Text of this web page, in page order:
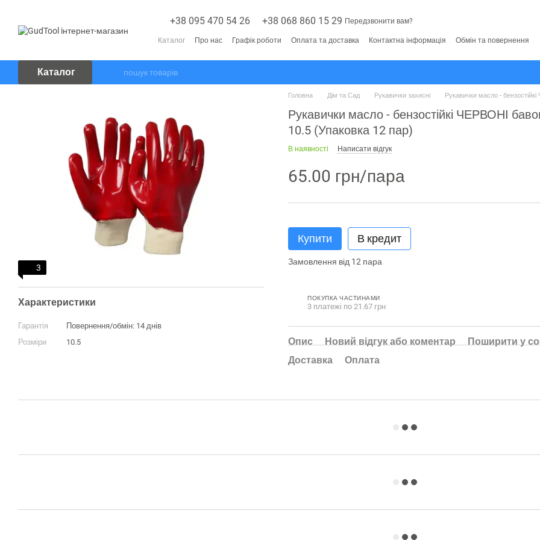
+38 095 470 54 26 +38 068 860 15 29 Передзвонити вам?
Каталог Про нас Графік роботи Оплата та доставка Контактна інформація Обмін та повернення
Каталог
3
Характеристики
Гарантія
Повернення/обмін: 14 днів
Розміри
10.5
Головна Дім та Сад Рукавички захисні Рукавички масло -
Рукавички масло - бензостійкі ЧЕРВОНІ
10.5 (Упаковка 12 пар)
В наявності Написати відгук
65.00 грн/пара
Купити В кредит
Замовлення від 12 пара
ПОКУПКА ЧАСТИНАМИ
3 платежі по 21.67 грн
Опис Новий відгук або коментар
Поширити у
Доставка
Оплата